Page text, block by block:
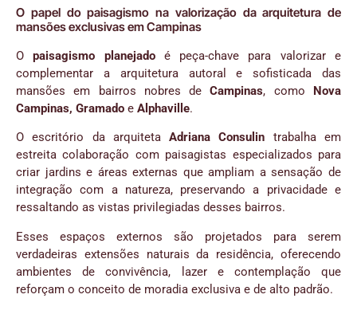
O papel do paisagismo na valorização da arquitetura de
mansões exclusivas em Campinas
Opaisagismo planejadoé peça-chave para valorizar e
complementar a arquitetura autoral e sofisticada das
mansões em bairros nobres deCampinas, como Nova
Campinas, Gramado e Alphaville.
O escritório da arquitetaAdriana Consulin trabalha em
estreita colaboração com paisagistas especializados para
criar jardins e áreas externas que ampliam a sensação de
integração com a natureza, preservando a privacidade e
ressaltando as vistas privilegiadas desses bairros.
Esses espaços externos são projetados para serem
verdadeiras extensões naturais da residência, oferecendo
ambientes de convivência, lazer e contemplação que
reforçam o conceito de moradia exclusiva e de alto padrão.